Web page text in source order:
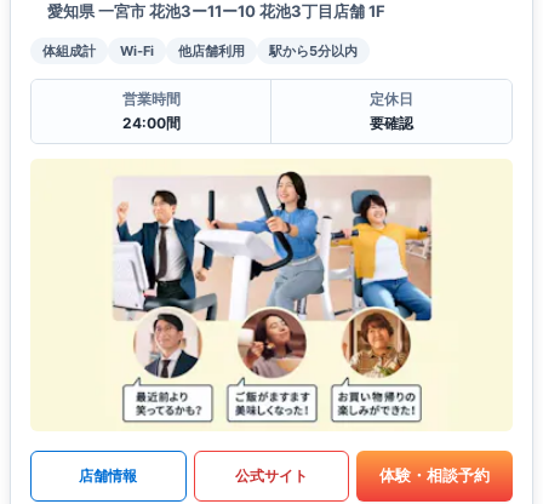
愛知県 一宮市 花池3ー11ー10 花池3丁目店舗 1F
体組成計 Wi-Fi 他店舗利用 駅から5分以内
営業時間
24:00間
定休日
要確認
店舗情報 公式サイト 体験・相談予約